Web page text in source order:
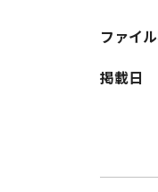
ファイ
掲載日